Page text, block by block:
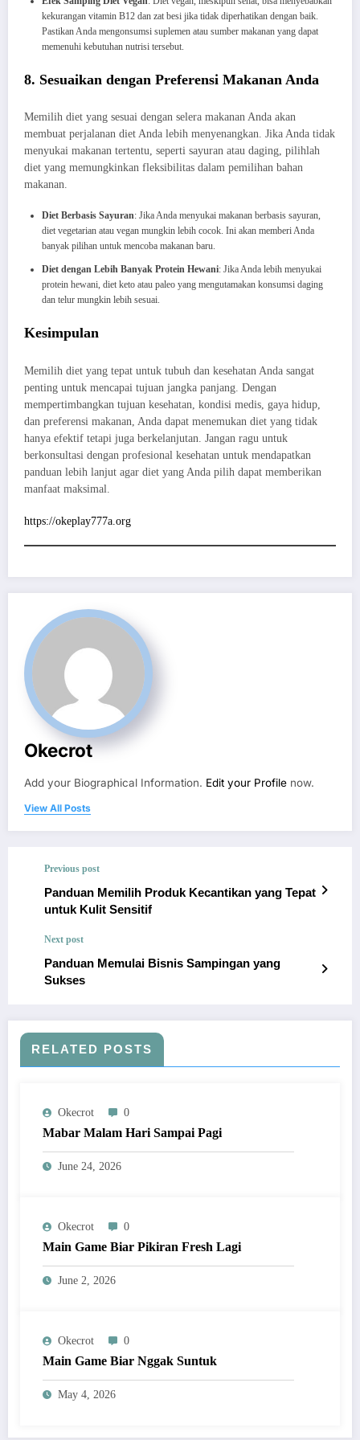
kekurangan vitamin B12 dan zat besi jika tidak diperhatikan dengan baik.
Pastikan Anda mengonsumsi suplemen atau sumber makanan yang dapat
memenuhi kebutuhan nutrisi tersebut.
8. Sesuaikan dengan Preferensi Makanan Anda
Memilih diet yang sesuai dengan selera makanan Anda akan
membuat perjalanan diet Anda lebih menyenangkan. Jika Anda tidak
menyukai makanan tertentu, seperti sayuran atau daging, pilihlah
diet yang memungkinkan fleksibilitas dalam pemilihan bahan
makanan.
Diet Berbasis Sayuran: Jika Anda menyukai makanan berbasis sayuran,
diet vegetarian atau vegan mungkin lebih cocok. Ini akan memberi Anda
banyak pilihan untuk mencoba makanan baru.
Diet dengan Lebih Banyak Protein Hewani: Jika Anda lebih menyukai
protein hewani, diet keto atau paleo yang mengutamakan konsumsi daging
dan telur mungkin lebih sesuai.
Kesimpulan
Memilih diet yang tepat untuk tubuh dan kesehatan Anda sangat
penting untuk mencapai tujuan jangka panjang. Dengan
mempertimbangkan tujuan kesehatan, kondisi medis, gaya hidup,
dan preferensi makanan, Anda dapat menemukan diet yang tidak
hanya efektif tetapi juga berkelanjutan. Jangan ragu untuk
berkonsultasi dengan profesional kesehatan untuk mendapatkan
panduan lebih lanjut agar diet yang Anda pilih dapat memberikan
manfaat maksimal.
https://okeplay777a.org
Okecrot
Add your Biographical Information. Edit your Profile now.
View All Posts
Previous post
Panduan Memilih Produk Kecantikan yang Tepat
untuk Kulit Sensitif
Next post
Panduan Memulai Bisnis Sampingan yang
Sukses
RELATED POSTS
Okecrot 0
Mabar Malam Hari Sampai Pagi
June 24, 2026
Okecrot 0
Main Game Biar Pikiran Fresh Lagi
June 2, 2026
Okecrot 0
Main Game Biar Nggak Suntuk
May 4, 2026